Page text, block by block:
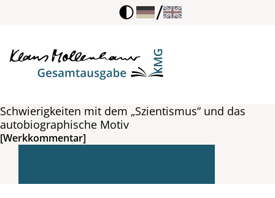
/
Schwierigkeiten mit dem „Szientismus“ und das
autobiographische Motiv
[Werkkommentar]